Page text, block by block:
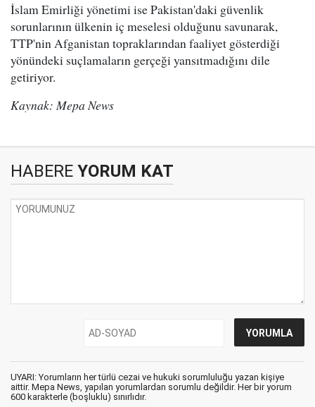
İslam Emirliği yönetimi ise Pakistan'daki güvenlik
sorunlarının ülkenin iç meselesi olduğunu savunarak,
TTP'nin Afganistan topraklarından faaliyet gösterdiği
yönündeki suçlamaların gerçeği yansıtmadığını dile
getiriyor.
Kaynak: Mepa News
HABERE YORUM KAT
UYARI: Yorumların her türlü cezai ve hukuki sorumluluğu yazan kişiye
aittir. Mepa News, yapılan yorumlardan sorumlu değildir. Her bir yorum
600 karakterle (boşluklu) sınırlıdır.